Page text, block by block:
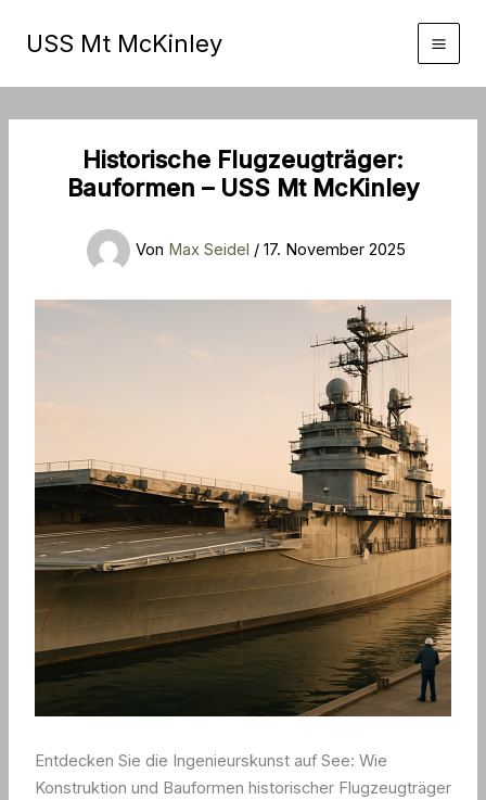
InhaltUSS Mt McKinley
Historische Flugzeugträger:
Bauformen – USS Mt McKinley
Von Max Seidel / 17. November 2025
Entdecken Sie die Ingenieurskunst auf See: Wie
Konstruktion und Bauformen historischer Flugzeugträger